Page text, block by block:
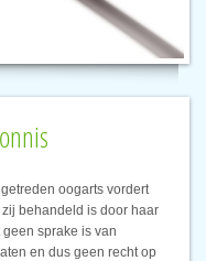
oogarts vordert
behandeld is door haar
sprake is van
en dus geen recht op